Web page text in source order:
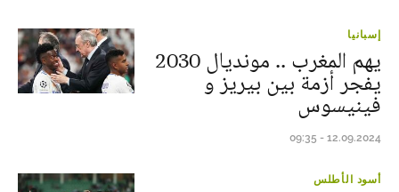
إسبانيا
يهم المغرب .. مونديال 2030
يفجر أزمة بين بيريز و
فينيسوس
12.09.2024 - 09:35
أسود الأطلس